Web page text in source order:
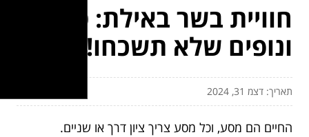
חוויית בשר באילת: טעמים
ונופים שלא תשכחו!
תאריך: דצמ 31, 2024
החיים הם מסע, וכל מסע צריך ציון דרך או שניים.